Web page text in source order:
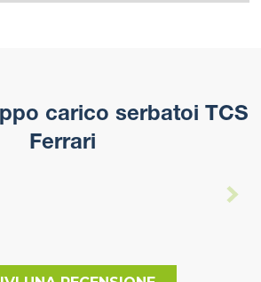
carico serbatoi TCS
Ferrari